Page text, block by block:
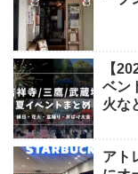
【
ベン
火な
アト